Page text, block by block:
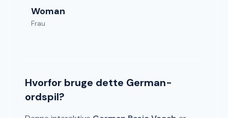
Woman
Frau
Hvorfor bruge dette German-
ordspil?